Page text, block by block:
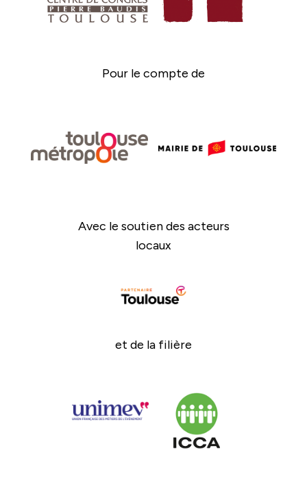
Pour le compte de
Avec le soutien des acteurs
locaux
et de la filière